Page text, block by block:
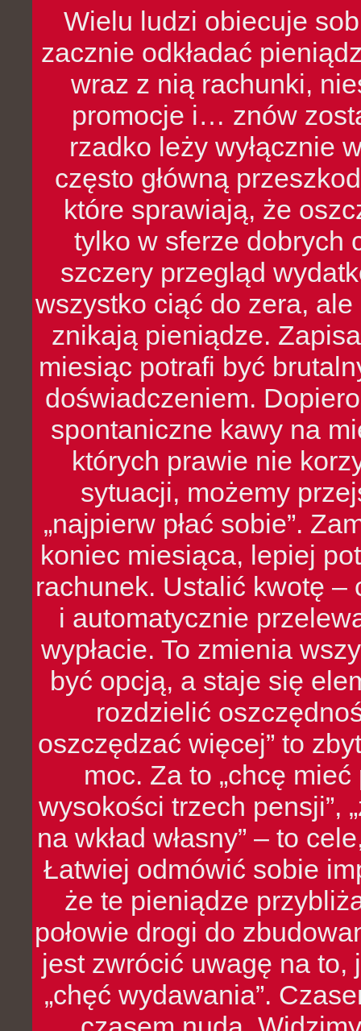
Wielu ludzi obiecuje
zacznie odkładać
wraz z nią rachunki,
promocje i… znów
rzadko leży wyłącznie
często główną
które sprawiają, że
tylko w sferze dobrych
szczery przegląd
wszystko ciąć do zera,
znikają pieniądze.
miesiąc potrafi być
doświadczeniem.
spontaniczne kawy na
których prawie nie
sytuacji, możemy
„najpierw płać sobie”.
koniec miesiąca, lepiej
rachunek. Ustalić kwotę
i automatycznie
wypłacie. To zmienia
być opcją, a staje się
rozdzielić
oszczędzać więcej” to
moc. Za to „chcę
wysokości trzech pensji”,
na wkład własny” – to
Łatwiej odmówić sobie
że te pieniądze
połowie drogi do
jest zwrócić uwagę na to,
„chęć wydawania”.